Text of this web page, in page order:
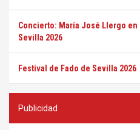
Concierto: María José Llergo en
Sevilla 2026
Festival de Fado de Sevilla 2026
Publicidad